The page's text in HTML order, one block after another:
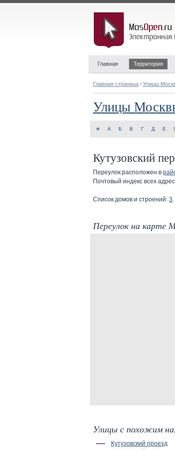
Главная Территория
Главная страница / Улицы
Улицы
# А Б В Г Д Е
Кутузовский
Переулок расположен в
Почтовый индекс всех
Список домов и строений: 3.
Переулок на карте
Улицы с похожим
Кутузовский проезд